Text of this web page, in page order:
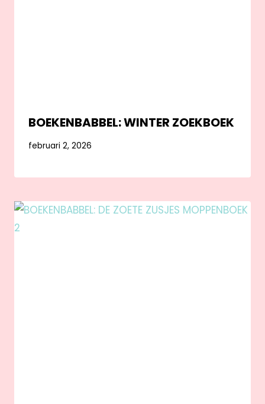
BOEKENBABBEL: WINTER ZOEKBOEK
februari 2, 2026